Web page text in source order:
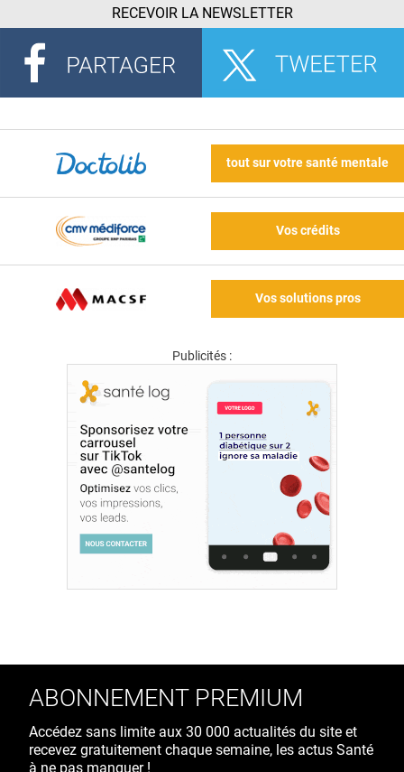
RECEVOIR LA NEWSLETTER
tout sur votre santé mentale
Vos crédits
Vos solutions pros
Publicités :
ABONNEMENT PREMIUM
Accédez sans limite aux 30 000 actualités du site et
recevez gratuitement chaque semaine, les actus Santé
à ne pas manquer !